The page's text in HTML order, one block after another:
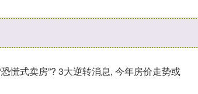
慌式卖房”? 3大逆转消息, 今年房价走势或